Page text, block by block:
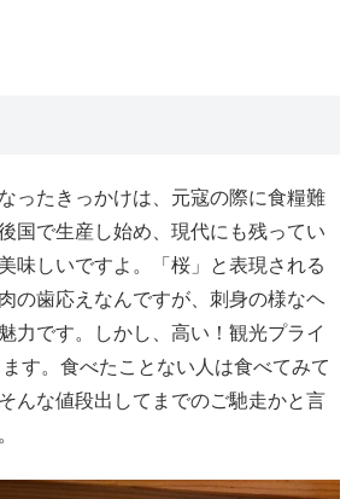
ったきっかけは、元寇の際に食糧難
国で生産し始め、現代にも残ってい
味しいですよ。「桜」と表現される
の歯応えなんですが、刺身の様なヘ
力です。しかし、高い！観光プライ
す。食べたことない人は食べてみて
んな値段出してまでのご馳走かと言